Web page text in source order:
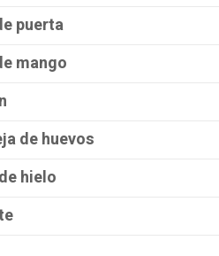
puerta
mango
de huevos
hielo